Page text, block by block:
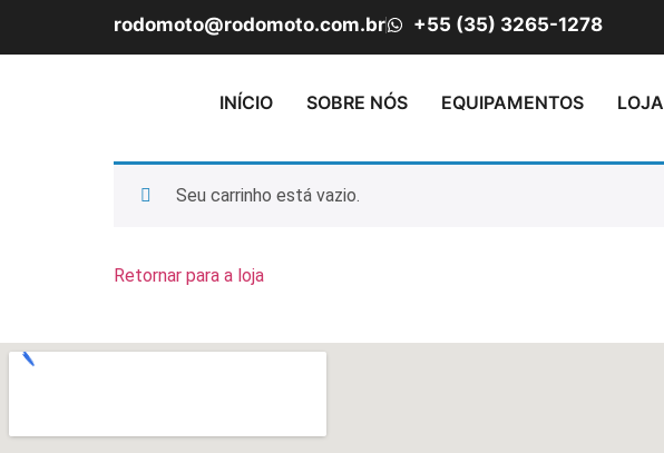
rodomoto@rodomoto.com.br +55 (35) 3265-1278
INÍCIO SOBRE NÓS EQUIPAMENTOS LOJA
Seu carrinho está vazio.
Retornar para a loja